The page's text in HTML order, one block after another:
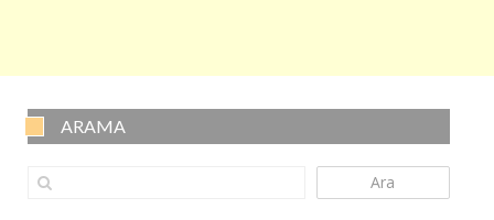
ARAMA
Ara